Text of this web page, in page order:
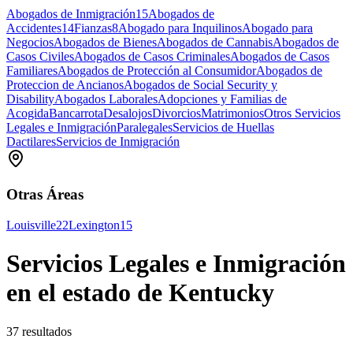
Abogados de Inmigración15Abogados de
Accidentes14Fianzas8Abogado para InquilinosAbogado para
NegociosAbogados de BienesAbogados de CannabisAbogados de
Casos CivilesAbogados de Casos CriminalesAbogados de Casos
FamiliaresAbogados de Protección al ConsumidorAbogados de
Proteccion de AncianosAbogados de Social Security y
DisabilityAbogados LaboralesAdopciones y Familias de
AcogidaBancarrotaDesalojosDivorciosMatrimoniosOtros Servicios
Legales e InmigraciónParalegalesServicios de Huellas
DactilaresServicios de Inmigración
Otras Áreas
Louisville22Lexington15
Servicios Legales e Inmigración
en el estado de Kentucky
37 resultados